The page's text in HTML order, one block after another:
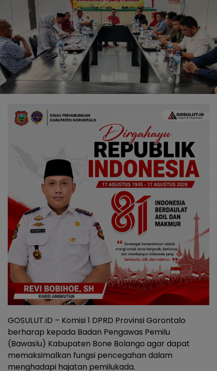
GOSULUT.ID – Komisi 1 DPRD Provinsi Gorontalo
berharap kepada Badan Pengawas Pemilu
(Bawaslu) Kabupaten Bone Bolango agar dapat
memaksimalkan fungsi pencegahan dalam
menghadapi hajatan pemilukada.